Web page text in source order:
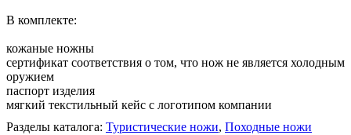
В комплекте:
кожаные ножны
сертификат соответствия о том, что нож не является холодным
оружием
паспорт изделия
мягкий текстильный кейс с логотипом компании
Разделы каталога: Туристические ножи, Походные ножи